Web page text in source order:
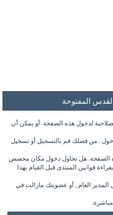
المفتوحة
لدخول هذه الصفحة. أو يمكن أن
. من فضلك قم بالتسجيل أو تسجيل
الصفحة. هل تحاول دخول مكان مخصص
قوانين المنتدى قبل القيام بهذا
العام , أو عضويتك مازالت في